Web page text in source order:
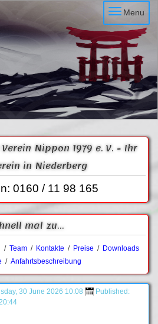
Menu
Nippon 1979 e. V. - Ihr
in Niederberg
0160 / 11 98 165
mal zu...
/ Team/ Kontakte / Preise / Downloads
/ Anfahrtsbeschreibung
30 June 2026 10:08
Published: